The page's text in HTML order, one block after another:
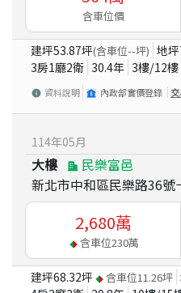
含車位價
建坪53.87坪(含車位--坪) 地坪
3房1廳2衛 30.4年 3樓/12樓
資料說明 內政部實價登錄
114年05月
大樓
民樂富邑
新北市中和區民樂路36號
2,680萬
含車位230萬
建坪68.32坪 含車位11.26坪